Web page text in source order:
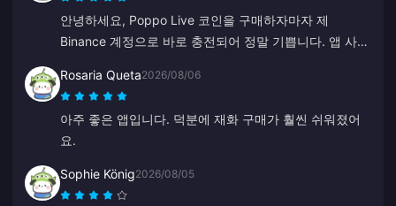
안녕하세요, Poppo Live 코인을 구매하자마자 제
Binance 계정으로 바로 충전되어 정말 기쁩니다. 앱 사용
니다, 앞으로도 계속 번창하세요.
Rosaria Queta2026/08/06
아주 좋은 앱입니다. 덕분에 재화 구매가 훨씬 쉬워졌어
요.
Sophie König2026/08/05